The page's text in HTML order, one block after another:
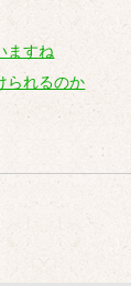
ますね
られるのか